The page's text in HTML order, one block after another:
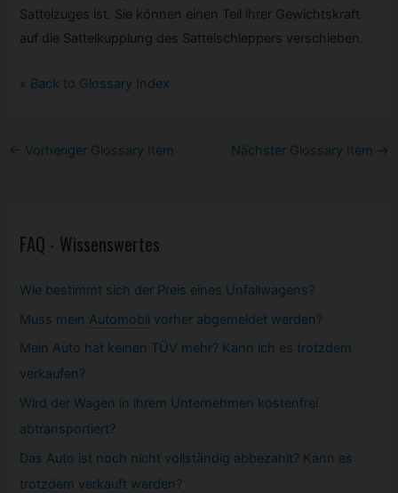
Sattelzuges ist. Sie können einen Teil ihrer Gewichtskraft
auf die Sattelkupplung des Sattelschleppers verschieben.
« Back to Glossary Index
Post
← Vorheriger Glossary Item Nächster Glossary Item →
FAQ - Wissenswertes
Wie bestimmt sich der Preis eines Unfallwagens?
Muss mein Automobil vorher abgemeldet werden?
Mein Auto hat keinen TÜV mehr? Kann ich es trotzdem
verkaufen?
Wird der Wagen in ihrem Unternehmen kostenfrei
abtransportiert?
Das Auto ist noch nicht vollständig abbezahlt? Kann es
trotzdem verkauft werden?